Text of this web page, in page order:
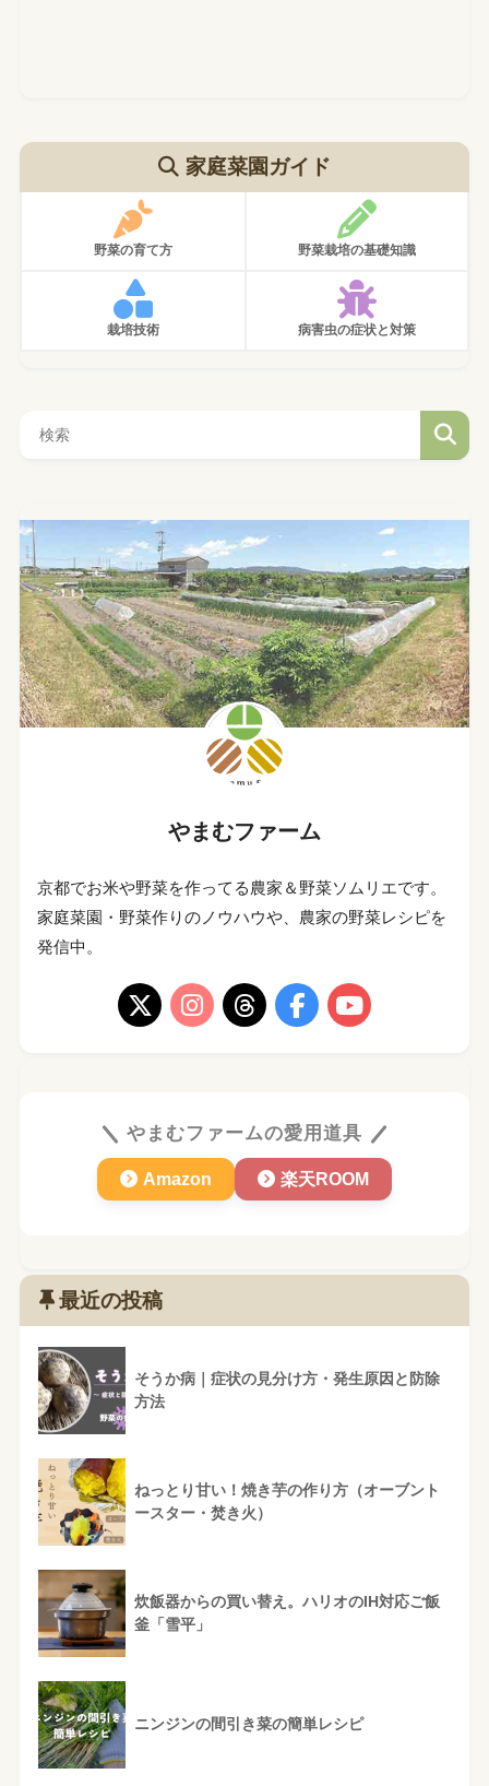
家庭菜園ガイド
野菜の育て方 野菜栽培の基礎知識
栽培技術 病害虫の症状と対策
やまむファーム
京都でお米や野菜を作ってる農家＆野菜ソムリエです。
家庭菜園・野菜作りのノウハウや、農家の野菜レシピを
発信中。
やまむファームの愛用道具
Amazon 楽天ROOM
最近の投稿
そうか病｜症状の見分け方・発生原因と防除
方法
ねっとり甘い！焼き芋の作り方（オーブント
ースター・焚き火）
炊飯器からの買い替え。ハリオのIH対応ご飯
釜「雪平」
ニンジンの間引き菜の簡単レシピ